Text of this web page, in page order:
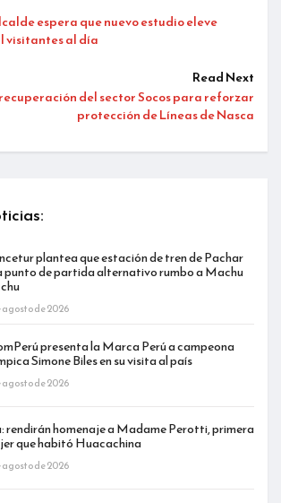
espera que nuevo estudio eleve
visitantes al día
Read Next
del sector Socos para reforzar
protección de Líneas de Nasca
plantea que estación de tren de Pachar
punto de partida alternativo rumbo a Machu
agosto de 2026
presenta la Marca Perú a campeona
Simone Biles en su visita al país
agosto de 2026
rendirán homenaje a Madame Perotti, primera
que habitó Huacachina
agosto de 2026